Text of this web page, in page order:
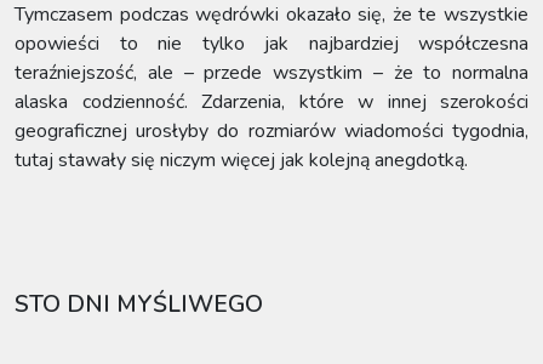
Tymczasem podczas wędrówki okazało się, że te wszystkie
opowieści to nie tylko jak najbardziej współczesna
teraźniejszość, ale – przede wszystkim – że to normalna
alaska codzienność. Zdarzenia, które w innej szerokości
geograficznej urosłyby do rozmiarów wiadomości tygodnia,
tutaj stawały się niczym więcej jak kolejną anegdotką.
STO DNI MYŚLIWEGO